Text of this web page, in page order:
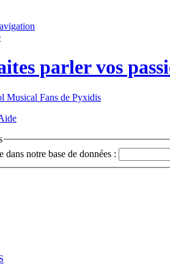
parler vos
dans notre base de données :